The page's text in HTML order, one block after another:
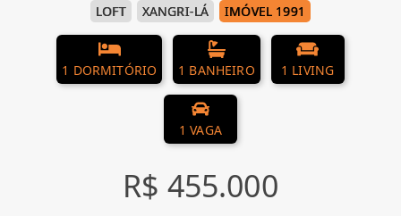
LOFT XANGRI-LÁ IMÓVEL 1991
1 DORMITÓRIO 1 BANHEIRO 1 LIVING
1 VAGA
R$ 455.000